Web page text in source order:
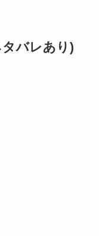
タバレあり)